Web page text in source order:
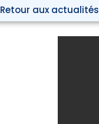
Retour aux actualités